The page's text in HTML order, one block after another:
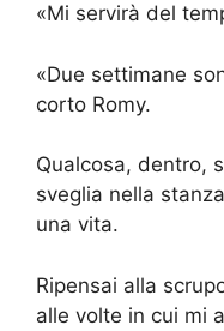
«Mi servirà del
«Due settimane
corto Romy.
Qualcosa, dentro,
sveglia nella
una vita.
Ripensai alla
alle volte in cui mi